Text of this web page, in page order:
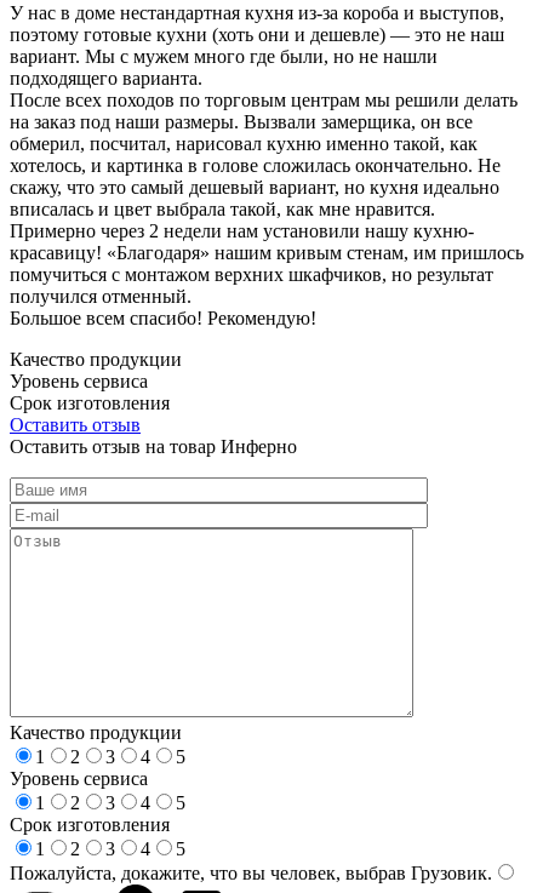
У нас в доме нестандартная кухня из-за короба и выступов,
поэтому готовые кухни (хоть они и дешевле) — это не наш
вариант. Мы с мужем много где были, но не нашли
подходящего варианта.
После всех походов по торговым центрам мы решили делать
на заказ под наши размеры. Вызвали замерщика, он все
обмерил, посчитал, нарисовал кухню именно такой, как
хотелось, и картинка в голове сложилась окончательно. Не
скажу, что это самый дешевый вариант, но кухня идеально
вписалась и цвет выбрала такой, как мне нравится.
Примерно через 2 недели нам установили нашу кухню-
красавицу! «Благодаря» нашим кривым стенам, им пришлось
помучиться с монтажом верхних шкафчиков, но результат
получился отменный.
Большое всем спасибо! Рекомендую!
Качество продукции
Уровень сервиса
Срок изготовления
Оставить отзыв
Оставить отзыв на товар Инферно
Качество продукции
1
2 3 4
5
Уровень сервиса
1
2 3 4
5
Срок изготовления
1
2 3 4
5
Пожалуйста, докажите, что вы человек, выбрав Грузовик.